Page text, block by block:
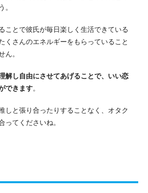
。
ことで彼氏が毎日楽しく生活できている
くさんのエネルギーをもらっていること
ん。
解し自由にさせてあげることで、いい恋
できます。
しと張り合ったりすることなく、オタク
ってくださいね。